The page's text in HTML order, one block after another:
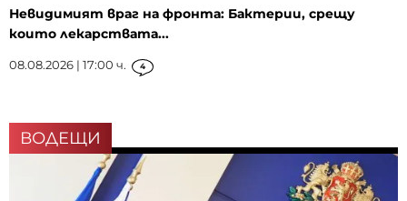
Невидимият враг на фронта: Бактерии, срещу
които лекарствата...
08.08.2026 | 17:00 ч. 4
ВОДЕЩИ